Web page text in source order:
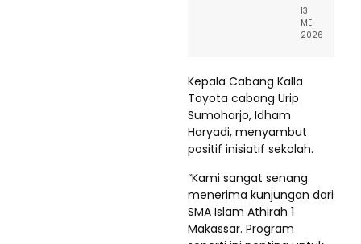
13
MEI
2026
Kepala Cabang Kalla
Toyota cabang Urip
Sumoharjo, Idham
Haryadi, menyambut
positif inisiatif sekolah.
“Kami sangat senang
menerima kunjungan dari
SMA Islam Athirah 1
Makassar. Program